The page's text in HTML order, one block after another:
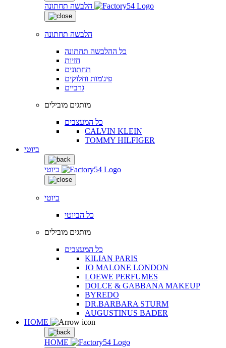
הלבשה תחתונה
הלבשה תחתונה
כל ההלבשה תחתונה
חזיות
תחתונים
פיג'מות וחלוקים
גרביים
מותגים מובילים
כל המעצבים
CALVIN KLEIN
TOMMY HILFIGER
ביוטי
ביוטי
ביוטי
כל הביוטי
מותגים מובילים
כל המעצבים
KILIAN PARIS
JO MALONE LONDON
LOEWE PERFUMES
DOLCE & GABBANA MAKEUP
BYREDO
DR.BARBARA STURM
AUGUSTINUS BADER
HOME
HOME